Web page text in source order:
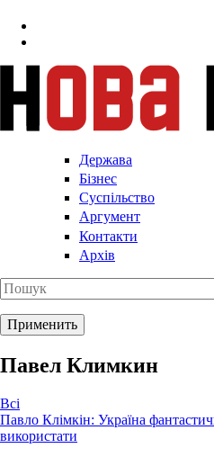
Держава
Бізнес
Суспільство
Аргумент
Контакти
Архів
Павел Климкин
Всі
Павло Клімкін: Україна
використати